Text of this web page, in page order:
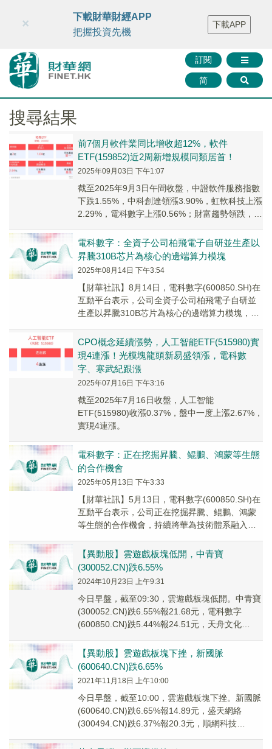
財華智庫網 FINTV FINMETA 財華證券 媒體矩陣
智庫沙龍
聯絡我們
訂閱
简
×
下載財華財經APP
把握投資先機
下載APP
搜尋結果
前7個月軟件業同比增收超12%，軟件
ETF(159852)近2周新增規模同類居首！
2025年09月03日 下午1:07
截至2025年9月3日午間收盤，中證軟件服務指數
下跌1.55%，中科創達領漲3.90%，虹軟科技上漲
2.29%，電科數字上漲0.56%；財富趨勢領跌，深
電科數字：全資子公司柏飛電子自研並生產以
昇騰310B芯片為核心的邊端算力模塊
2025年08月14日 下午3:54
【財華社訊】8月14日，電科數字(600850.SH)在
互動平台表示，公司全資子公司柏飛電子自研並
生產以昇騰310B芯片為核心的邊端算力模塊，並
CPO概念延續漲勢，人工智能ETF(515980)實
現4連漲！光模塊龍頭新易盛領漲，電科數
字、寒武紀跟漲
2025年07月16日 下午3:16
截至2025年7月16日收盤，人工智能
ETF(515980)收漲0.37%，盤中一度上漲2.67%，
實現4連漲。
電科數字：正在挖掘昇騰、鲲鵬、鴻蒙等生態
的合作機會
2025年05月13日 下午3:33
【財華社訊】5月13日，電科數字(600850.SH)在
互動平台表示，公司正在挖掘昇騰、鲲鵬、鴻蒙
等生態的合作機會，持續將華為技術體系融入公
【異動股】雲遊戲板塊低開，中青寶
(300052.CN)跌6.55%
2024年10月23日 上午9:31
今日早盤，截至09:30，雲遊戲板塊低開。中青寶
(300052.CN)跌6.55%報21.68元，電科數字
(600850.CN)跌5.44%報24.51元，天舟文化
【異動股】雲遊戲板塊下挫，新國脈
(600640.CN)跌6.65%
2021年11月18日 上午10:00
今日早盤，截至10:00，雲遊戲板塊下挫。新國脈
(600640.CN)跌6.65%報14.89元，盛天網絡
(300494.CN)跌6.37%報20.3元，順網科技